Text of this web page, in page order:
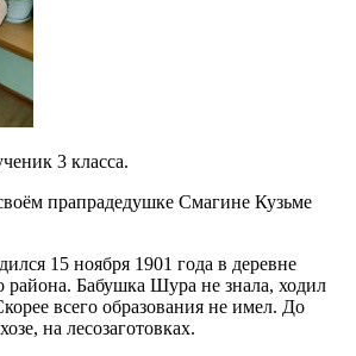
3 класса.
прапрадедушке Смагине Кузьме
15 ноября 1901 года в деревне
района. Бабушка Шура не знала, ходил
всего образования не имел. До
на лесозаготовках.